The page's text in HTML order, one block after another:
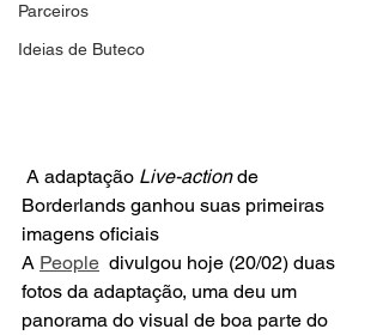
Parceiros
Ideias de Buteco
A adaptação Live-action de
Borderlands ganhou suas primeiras
imagens oficiais
A People
  divulgou hoje (20/02) duas
fotos da adaptação, uma deu um
panorama do visual de boa parte do